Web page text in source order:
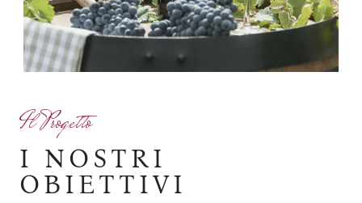
Il Progetto
I NOSTRI
OBIETTIVI